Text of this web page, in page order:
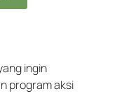
ingin
program aksi